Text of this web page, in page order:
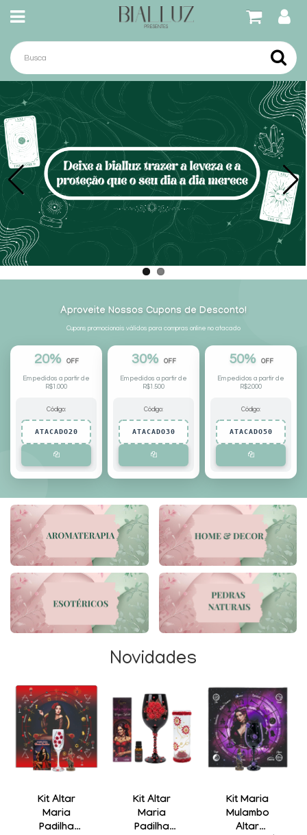
Aproveite Nossos Cupons de Desconto!
Cupons promocionais válidos para compras online no atacado
20% OFF
Em pedidos a partir de
R$1.000
Código:
ATACADO20
30% OFF
Em pedidos a partir de
R$1.500
Código:
ATACADO30
50% OFF
Em pedidos a partir de
R$2.000
Código:
ATACADO50
Novidades
Kit Altar
Maria
Padilha
Kit Altar
Maria
Padilha
Kit Maria
Mulambo
Altar